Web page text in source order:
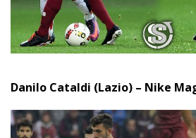
Danilo Cataldi (Lazio) – Nike